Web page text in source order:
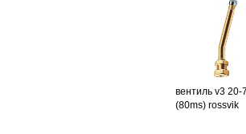
вентиль v3 20-
(80ms) rossvik